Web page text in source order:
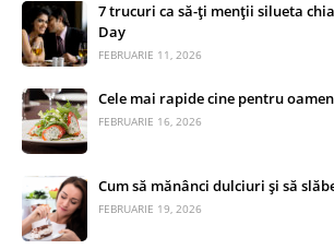
7 trucuri ca să-ți menții silueta
Day
FEBRUARIE 11, 2026
Cele mai rapide cine pentru
FEBRUARIE 16, 2026
Cum să mănânci dulciuri și să
FEBRUARIE 19, 2026